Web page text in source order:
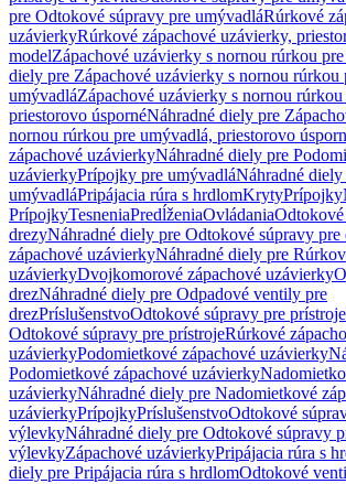
pre Odtokové súpravy pre umývadláRúrkové
uzávierkyRúrkové zápachové uzávierky,
modelZápachové uzávierky s nornou rúrkou
diely pre Zápachové uzávierky s nornou rúrkou
umývadláZápachové uzávierky s nornou
priestorovo úspornéNáhradné diely pre
nornou rúrkou pre umývadlá, priestorovo
zápachové uzávierkyNáhradné diely pre
uzávierkyPrípojky pre umývadláNáhradné
umývadláPripájacia rúra s hrdlomKrytyPrípojky
PrípojkyTesneniaPredĺženiaOvládania
drezyNáhradné diely pre Odtokové súpravy pre
zápachové uzávierkyNáhradné diely pre
uzávierkyDvojkomorové zápachové uzávierky
drezNáhradné diely pre Odpadové ventily pre
drezPríslušenstvoOdtokové súpravy pre prístroje
Odtokové súpravy pre prístrojeRúrkové
uzávierkyPodomietkové zápachové uzávierky
Podomietkové zápachové uzávierky
uzávierkyNáhradné diely pre Nadomietkové
uzávierkyPrípojkyPríslušenstvoOdtokové
výlevkyNáhradné diely pre Odtokové súpravy
výlevkyZápachové uzávierkyPripájacia rúra s
diely pre Pripájacia rúra s hrdlomOdtokové